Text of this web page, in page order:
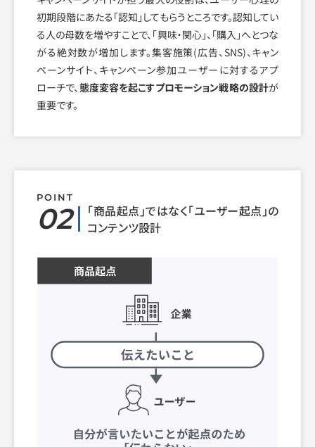
初期段階にあたる「認知」してもらうところです。認知してい
る人の母数を増やすことで、「興味・関心」、「購入」へとつな
がる絶対数が増加します。集客施策(広告、SNS)、キャン
ペーンサイト、キャンペーン参加ユーザーに対するアプ
ローチで、 態度変容を起こすプロモーション戦略の設計が
重要です。
POINT
02
「商品起点」ではなく「ユーザー起点」の
コンテンツ設計